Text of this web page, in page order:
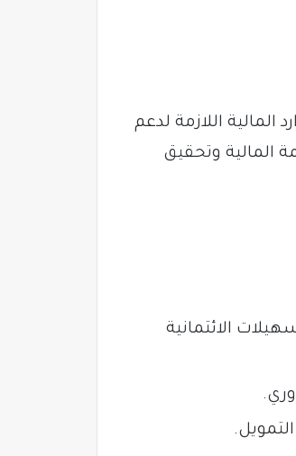
المالية اللازمة لدعم
المالية وتحقيق
الائتمانية